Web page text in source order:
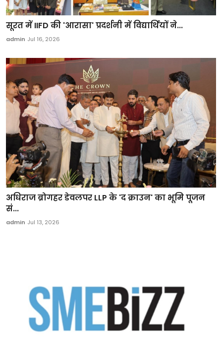
सूरत में IIFD की 'आरासा' प्रदर्शनी में विद्यार्थियों ने...
admin Jul 16, 2026
अधिराज ब्रोगहर डेवलपर LLP के 'द क्राउन' का भूमि पूजन
सं...
admin Jul 13, 2026